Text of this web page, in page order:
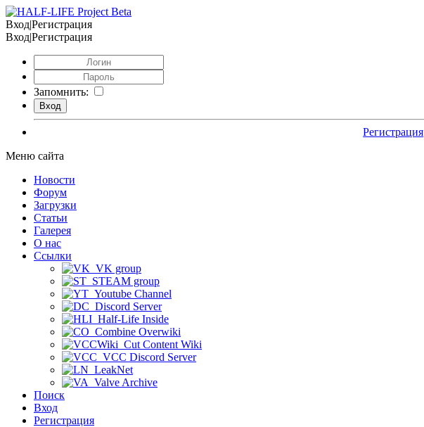
Вход|Регистрация
Вход|Регистрация
Запомнить:
Регистрация
Меню сайта
Новости
Форум
Загрузки
Статьи
Галерея
О нас
Ссылки
VK group
STEAM group
Youtube Channel
Discord Server
Half-Life Inside
Combine Overwiki
Cut Content Wiki
VCC Discord Server
LeakNet
Valve Archive
Поиск
Вход
Регистрация